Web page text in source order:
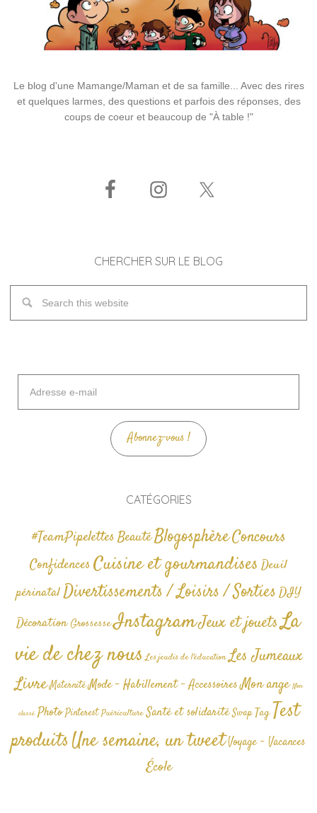
Le blog d'une Mamange/Maman et de sa famille... Avec des rires
et quelques larmes, des questions et parfois des réponses, des
coups de coeur et beaucoup de "À table !"
CHERCHER SUR LE BLOG
mail
Abonnez-vous !
CATÉGORIES
#TeamPipelettesBeautéBlogosphèreConcours
Confidences Cuisine et gourmandises Deuil
périnatalDivertissements / Loisirs / SortiesDIY
Décoration GrossesseInstagramJeux et jouetsLa
vie de chez nous Les jeudis de l'éducation Les Jumeaux
Livre Maternité Mode - Habillement - AccessoiresMon ange Non
classé Photo Pinterest Puériculture Santé et solidarité Swap TagTest
produitsUne semaine, un tweetVoyage - Vacances
École